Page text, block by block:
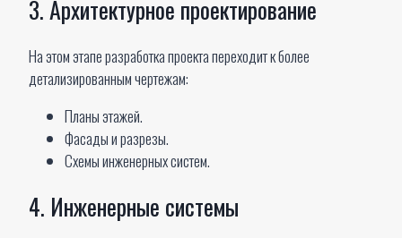
3. Архитектурное проектирование
На этом этапе разработка проекта переходит к более
детализированным чертежам:
Планы этажей.
Фасады и разрезы.
Схемы инженерных систем.
4. Инженерные системы